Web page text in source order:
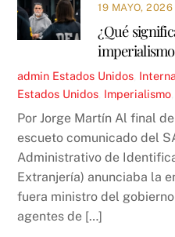
19 MAYO, 2026
¿Qué
admin Estados Unidos
Estados Unidos Imperialismo
Por Jorge Martín Al final
escueto comunicado del
Administrativo de
Extranjería) anunciaba la
fuera ministro del
agentes de […]